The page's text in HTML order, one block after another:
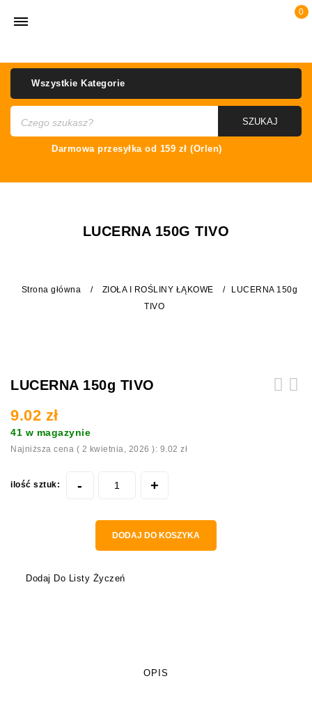
0
Wszystkie Kategorie
SZUKAJ
LUCERNA 150G TIVO
Strona główna / ZIOŁA I ROŚLINY ŁĄKOWE /
LUCERNA 150g
TIVO
LUCERNA 150g TIVO
9.02 zł
41 w magazynie
Najniższa cena ( 2 kwietnia, 2026 ): 9.02 zł
ilość sztuk:
DODAJ DO KOSZYKA
Dodaj Do Listy Życzeń
OPIS